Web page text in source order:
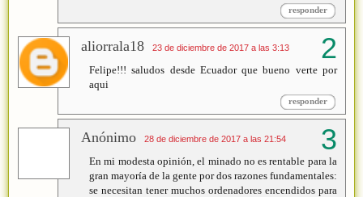
responder
aliorrala18 23 de diciembre de 2017 a las 3:13
Felipe!!! saludos desde Ecuador que bueno verte por
aqui
responder
Anónimo 28 de diciembre de 2017 a las 21:54
En mi modesta opinión, el minado no es rentable para la
gran mayoría de la gente por dos razones fundamentales:
se necesitan tener muchos ordenadores encendidos para